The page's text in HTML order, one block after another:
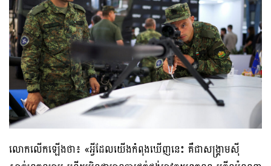
លោកលើកឡើងថា៖ «អ្វីដែលយើងកំពុងឃើញនេះ គឺជាសង្គ្រាមស៊ី